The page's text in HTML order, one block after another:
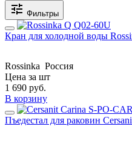
Фильтры
Кран для холодной воды
Rossinka Россия
Цена за шт
1 690 руб.
В корзину
Пъедестал для раковин